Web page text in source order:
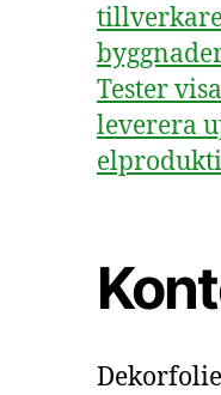
Tester
leverera